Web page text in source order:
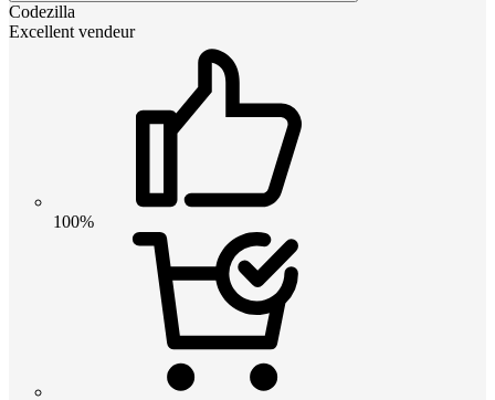
Codezilla
Excellent vendeur
100%